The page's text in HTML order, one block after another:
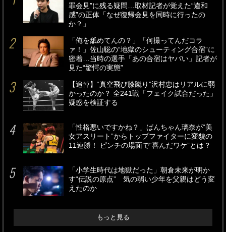
罪会見”に残る疑問…取材記者が覚えた“違和
感”の正体「なぜ復帰会見を同時に行ったの
か？」
「俺を舐めてんの？」「何撮ってんだコラ
ァ！」佐山聡の“地獄のシューティング合宿”に
密着…当時の選手「あの合宿はヤバい」記者が
見た“驚愕の実態”
【追悼】“真空飛び膝蹴り”沢村忠はリアルに弱
かったのか？ 全241戦「フェイク試合だった」
疑惑を検証する
「性格悪いですかね？」ぱんちゃん璃奈が“美
女アスリート”からトップファイターに変貌の
11連勝！ ピンチの場面で“喜んだワケ”とは？
「小学生時代は地獄だった」朝倉未来が明か
す“伝説の原点” 気の弱い少年を父親はどう変
えたのか
もっと見る